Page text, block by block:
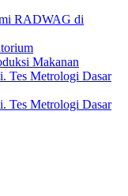
RADWAG di
Makanan
Tes Metrologi Dasar
Tes Metrologi Dasar